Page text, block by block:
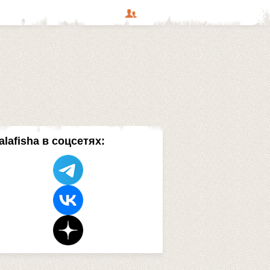
в соцсетях: